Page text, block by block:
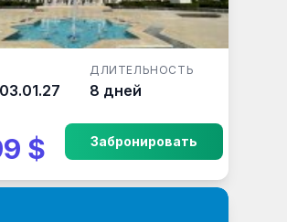
ДЛИТЕЛЬНОСТЬ
8 дней
$ Забронировать